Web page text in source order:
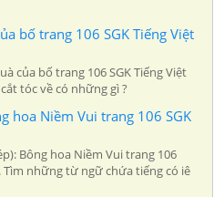
bố trang 106 SGK Tiếng Việt
của bố trang 106 SGK Tiếng Việt
tóc về có những gì ?
hoa Niềm Vui trang 106 SGK
Bông hoa Niềm Vui trang 106
Tìm những từ ngữ chứa tiếng có iê